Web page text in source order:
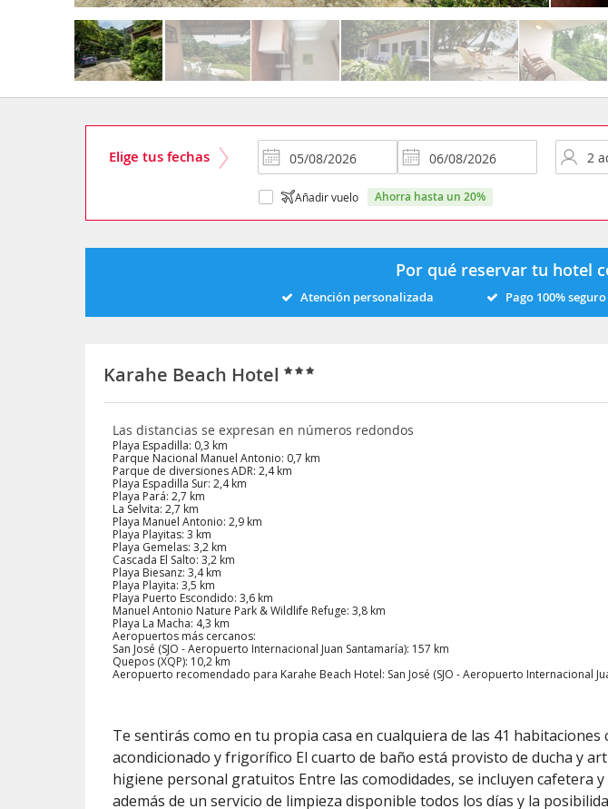
Elige tus fechas
Añadir vuelo ahorra hasta un 20%
Por qué reservar tu hotel
Atención personalizada Pago 100% seguro
Karahe Beach Hotel
Las distancias se expresan en números redondos
Playa Espadilla: 0,3 km
Parque Nacional Manuel Antonio: 0,7 km
Parque de diversiones ADR: 2,4 km
Playa Espadilla Sur: 2,4 km
Playa Pará: 2,7 km
La Selvita: 2,7 km
Playa Manuel Antonio: 2,9 km
Playa Playitas: 3 km
Playa Gemelas: 3,2 km
Cascada El Salto: 3,2 km
Playa Biesanz: 3,4 km
Playa Playita: 3,5 km
Playa Puerto Escondido: 3,6 km
Manuel Antonio Nature Park & Wildlife Refuge: 3,8 km
Playa La Macha: 4,3 km
Aeropuertos más cercanos:
San José (SJO - Aeropuerto Internacional Juan Santamaría): 157 km
Quepos (XQP): 10,2 km
Aeropuerto recomendado para Karahe Beach Hotel: San José (SJO - Aeropuerto Internacional
Te sentirás como en tu propia casa en cualquiera de las 41 habitaciones
acondicionado y frigorífico El cuarto de baño está provisto de ducha y
higiene personal gratuitos Entre las comodidades, se incluyen cafetera
además de un servicio de limpieza disponible todos los días y la